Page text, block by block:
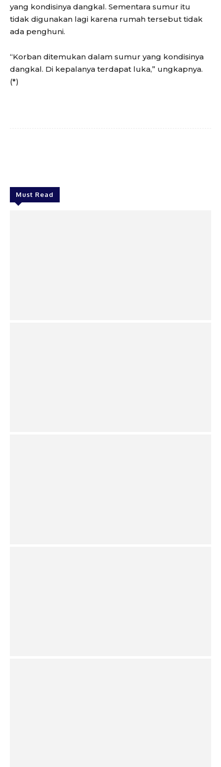
yang kondisinya dangkal. Sementara sumur itu
tidak digunakan lagi karena rumah tersebut tidak
ada penghuni.
“Korban ditemukan dalam sumur yang kondisinya
dangkal. Di kepalanya terdapat luka,” ungkapnya.
(*)
Must Read